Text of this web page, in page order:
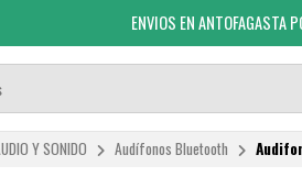
ENVIOS EN ANTOFAGASTA
Y SONIDO Audífonos Bluetooth